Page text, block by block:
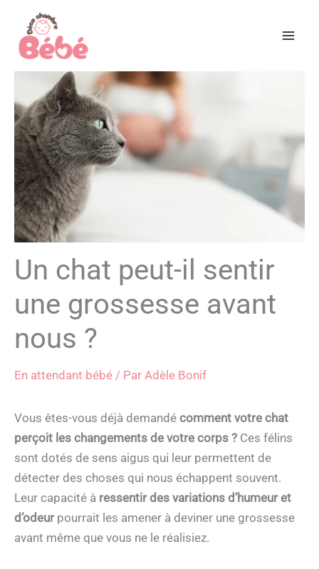
contenu
Un chat peut-il sentir
une grossesse avant
nous ?
En attendant bébé / Par Adèle Bonif
Vous êtes-vous déjà demandé comment votre chat
perçoit les changements de votre corps ? Ces félins
sont dotés de sens aigus qui leur permettent de
détecter des choses qui nous échappent souvent.
Leur capacité à ressentir des variations d’humeur et
d’odeurpourrait les amener à deviner une grossesse
avant même que vous ne le réalisiez.